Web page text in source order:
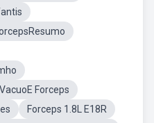
VacuoE Forceps
Forceps 1.8L E18R